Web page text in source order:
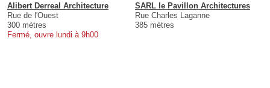
Alibert Derreal Architecture
Rue de l'Ouest
300 mètres
Fermé, ouvre lundi à 9h00
SARL le Pavillon Architectures
Rue Charles Laganne
385 mètres